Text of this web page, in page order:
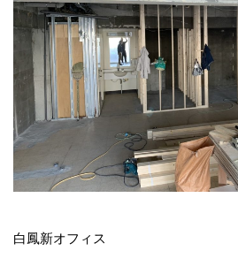
白鳳新オフィス